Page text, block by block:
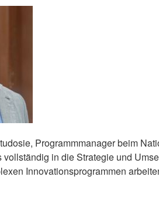
Programmmanager beim
vollständig in die Strategie und
Innovationsprogrammen